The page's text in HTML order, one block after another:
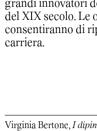
grandi innovatori
del XIX secolo. Le
consentiranno di
carriera.
Virginia Bertone,I